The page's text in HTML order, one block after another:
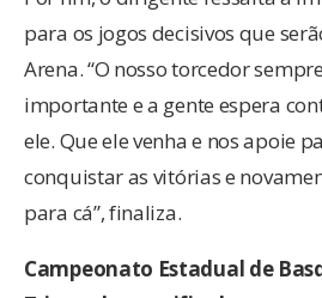
para os jogos decisivos que
Arena. “O nosso torcedor
importante e a gente espera
ele. Que ele venha e nos apoie
conquistar as vitórias e
para cá”, finaliza.
Campeonato Estadual de